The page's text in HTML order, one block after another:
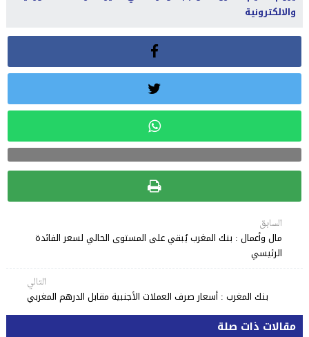
والالكترونية
السابق
مال وأعمال : بنك المغرب يُبقي على المستوى الحالي لسعر الفائدة
الرئيسي
التالي
بنك المغرب : أسعار صرف العملات الأجنبية مقابل الدرهم المغربي
مقالات ذات صلة